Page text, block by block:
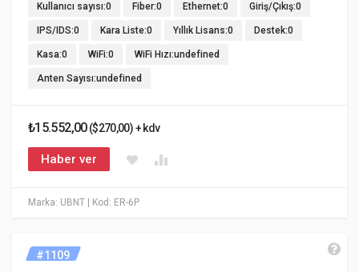
Marka: UBNT | Kod: ER-6P
Kullanıcı sayısı:0 Fiber:0 Ethernet:0 Giriş/Çıkış:0
IPS/IDS:0 Kara Liste:0 Yıllık Lisans:0 Destek:0
Kasa:0 WiFi:0 WiFi Hızı:undefined
Anten Sayısı:undefined
₺15.552,00($270,00) + kdv
Haber ver
#1109